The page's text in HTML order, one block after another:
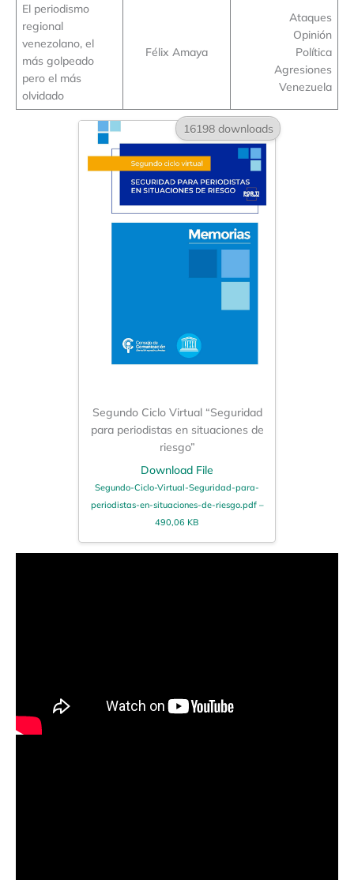
El periodismo
regional
venezolano, el
más golpeado
pero el más
olvidado
Félix Amaya
Ataques
Opinión
Política
Agresiones
Venezuela
16198 downloads
Segundo Ciclo Virtual “Seguridad
para periodistas en situaciones de
riesgo”
Download File
Segundo-Ciclo-Virtual-Seguridad-para-
periodistas-en-situaciones-de-riesgo.pdf –
490,06 KB